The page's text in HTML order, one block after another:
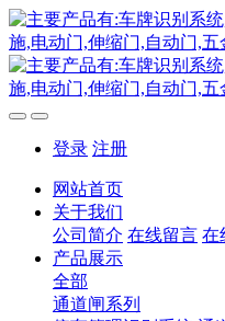
登录 注册
网站首页
关于我们
公司简介 在线留言 在
产品展示
全部
通道闸系列